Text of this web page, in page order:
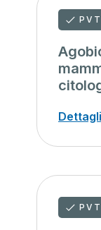
PVT
PVT